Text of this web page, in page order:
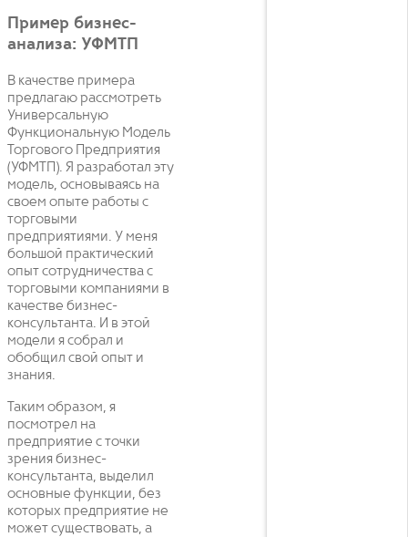
Пример бизнес-
анализа: УФМТП
В качестве примера
предлагаю рассмотреть
Универсальную
Функциональную Модель
Торгового Предприятия
(УФМТП). Я разработал эту
модель, основываясь на
своем опыте работы с
торговыми
предприятиями. У меня
большой практический
опыт сотрудничества с
торговыми компаниями в
качестве бизнес-
консультанта. И в этой
модели я собрал и
обобщил свой опыт и
знания.
Таким образом, я
посмотрел на
предприятие с точки
зрения бизнес-
консультанта, выделил
основные функции, без
которых предприятие не
может существовать, а